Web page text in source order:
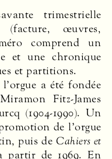
trimestrielle
(facture, œuvres,
comprend un
et une chronique
et partitions.
a été fondée
Fitz-James
(1904-1990). Un
de l’orgue
puis deCahiers et
partir de 1969. En